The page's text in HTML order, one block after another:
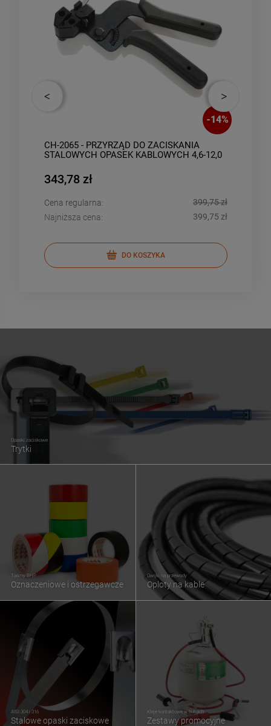
-14%
CH-2065 - PRZYRZĄD DO ZACISKANIA
STALOWYCH OPASEK KABLOWYCH 4,6-12,0
343,78 zł
Cena regularna:
399,75 zł
Najniższa cena:
399,75 zł
DO KOSZYKA
Opaski zaciskowe
Trytki
Taśmy BHP
Oznaczeniowe i ostrzegawcze
Owijki na przewody
Oploty na kable
AISI 304 i 316
Stalowe opaski zaciskowe
Kleje kontaktowe w butlach
Zestawy promocyjne